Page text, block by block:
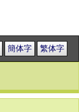
簡体字 繁体字